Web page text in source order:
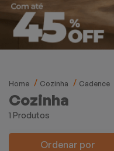
Home Cozinha Cadence
Cozinha
1 Produtos
Ordenar por
Fritadeiras
Mixers
Coifas